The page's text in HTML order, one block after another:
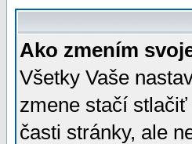
Ako zmením
Všetky Vaše
zmene stačí
časti stránky, ale